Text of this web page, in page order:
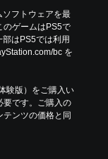
ソフトウェアを最
のゲームはPS5で
はPS5では利用
bc を
験版）をご購入い
要です。ご購入の
テンツの価格と同